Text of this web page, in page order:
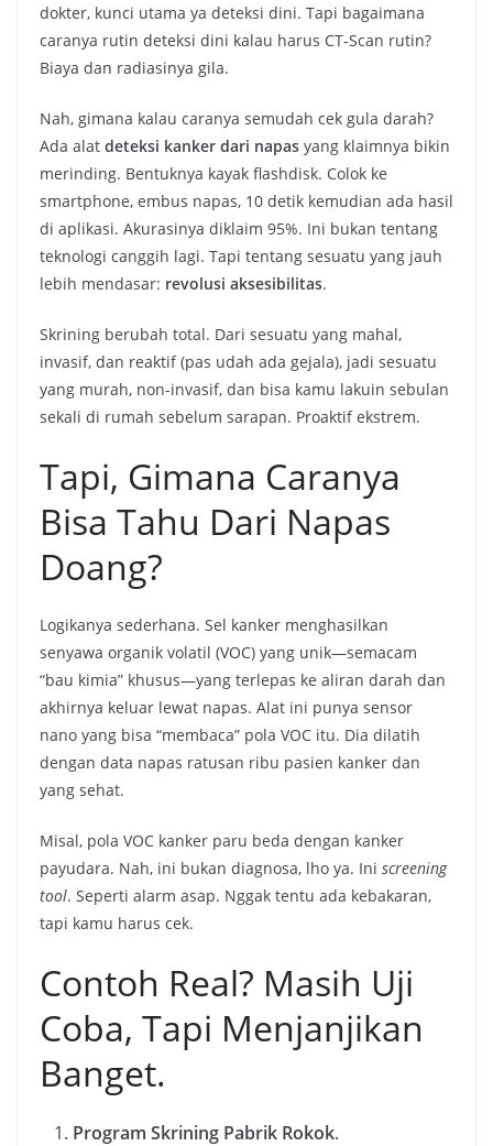
dokter, kunci utama ya deteksi dini. Tapi bagaimana
caranya rutin deteksi dini kalau harus CT-Scan rutin?
Biaya dan radiasinya gila.
Nah, gimana kalau caranya semudah cek gula darah?
Ada alat deteksi kanker dari napas yang klaimnya bikin
merinding. Bentuknya kayak flashdisk. Colok ke
smartphone, embus napas, 10 detik kemudian ada hasil
di aplikasi. Akurasinya diklaim 95%. Ini bukan tentang
teknologi canggih lagi. Tapi tentang sesuatu yang jauh
lebih mendasar: revolusi aksesibilitas.
Skrining berubah total. Dari sesuatu yang mahal,
invasif, dan reaktif (pas udah ada gejala), jadi sesuatu
yang murah, non-invasif, dan bisa kamu lakuin sebulan
sekali di rumah sebelum sarapan. Proaktif ekstrem.
Tapi, Gimana Caranya
Bisa Tahu Dari Napas
Doang?
Logikanya sederhana. Sel kanker menghasilkan
senyawa organik volatil (VOC) yang unik—semacam
“bau kimia” khusus—yang terlepas ke aliran darah dan
akhirnya keluar lewat napas. Alat ini punya sensor
nano yang bisa “membaca” pola VOC itu. Dia dilatih
dengan data napas ratusan ribu pasien kanker dan
yang sehat.
Misal, pola VOC kanker paru beda dengan kanker
payudara. Nah, ini bukan diagnosa, lho ya. Ini screening
tool. Seperti alarm asap. Nggak tentu ada kebakaran,
tapi kamu harus cek.
Contoh Real? Masih Uji
Coba, Tapi Menjanjikan
Banget.
Program Skrining Pabrik Rokok.